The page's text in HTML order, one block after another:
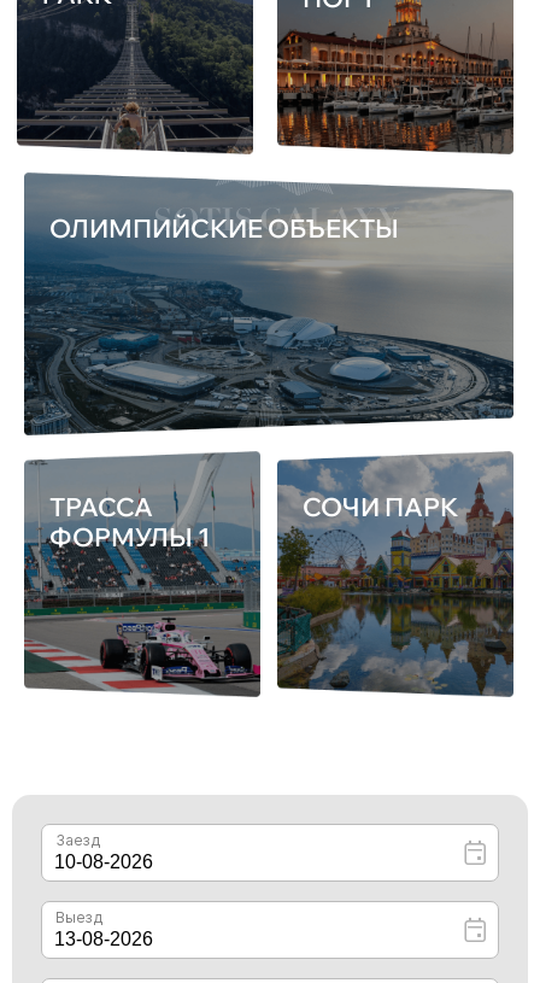
+7
Нажимая кнопку «Оставить заявку»,
вы соглашаетесь с условиями
политики конфиденциальности
Оставить заявку